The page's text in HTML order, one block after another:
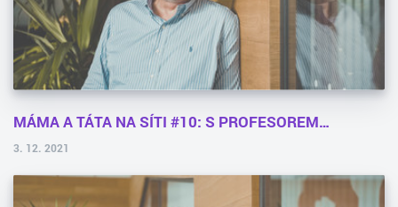
MÁMA A TÁTA NA SÍTI #10: S PROFESOREM…
3. 12. 2021